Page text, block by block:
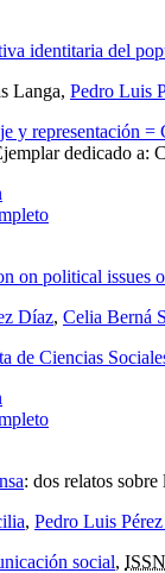
identitaria del
Langa, Pedro Luis
y representación =
dedicado a:
on political issues
Díaz, Celia Berná
de Ciencias
: dos relatos sobre
, Pedro Luis
social, ISSN